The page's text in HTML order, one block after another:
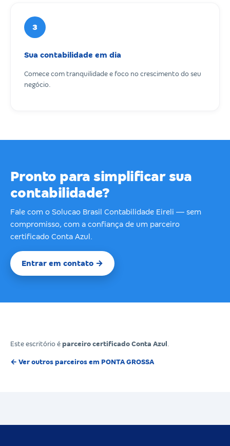
3
Sua contabilidade em dia
Comece com tranquilidade e foco no crescimento do seu
negócio.
Pronto para simplificar sua
contabilidade?
Fale com o Solucao Brasil Contabilidade Eireli — sem
compromisso, com a confiança de um parceiro
certificado Conta Azul.
Entrar em contato →
Este escritório é parceiro certificado Conta Azul
← Ver outros parceiros em PONTA GROSSA